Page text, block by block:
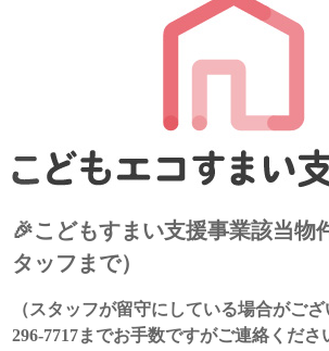
🎉こどもすまい支援事業該当物
タッフまで）
（スタッフが留守にしている場合がご
296-7717までお手数ですがご連絡くださ